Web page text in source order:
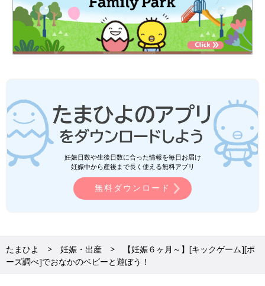
妊娠日数や生後日数に合った情報を毎日お届け
妊娠中から産後まで長く使える無料アプリ
無料ダウンロード
たまひよ 妊娠・出産
【妊娠６ヶ月～】[キックゲーム][ポ
ーズ調べ]でおなかのベビーと遊ぼう！